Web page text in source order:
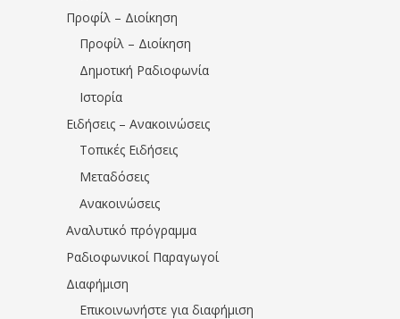
Προφίλ – Διοίκηση
Προφίλ – Διοίκηση
Δημοτική Ραδιοφωνία
Ιστορία
Ειδήσεις – Ανακοινώσεις
Τοπικές Ειδήσεις
Μεταδόσεις
Ανακοινώσεις
Αναλυτικό πρόγραμμα
Ραδιοφωνικοί Παραγωγοί
Διαφήμιση
Επικοινωνήστε για διαφήμιση